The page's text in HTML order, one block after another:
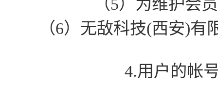
（5）为维护会
（6）无敌科技(西安)
4.用户的帐